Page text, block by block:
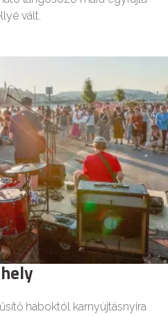
vált.
haboktól karnyújtásnyira